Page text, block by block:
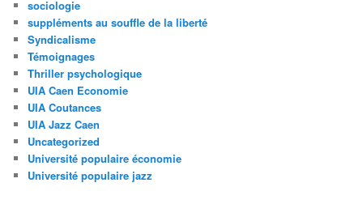
sociologie
suppléments au souffle de la liberté
Syndicalisme
Témoignages
Thriller psychologique
UIA Caen Economie
UIA Coutances
UIA Jazz Caen
Uncategorized
Université populaire économie
Université populaire jazz